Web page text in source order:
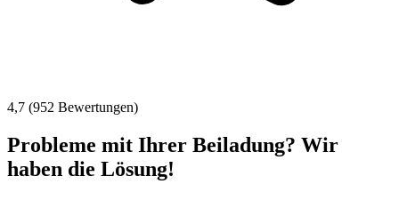
4,7 (952 Bewertungen)
Probleme mit Ihrer Beiladung? Wir
haben die Lösung!